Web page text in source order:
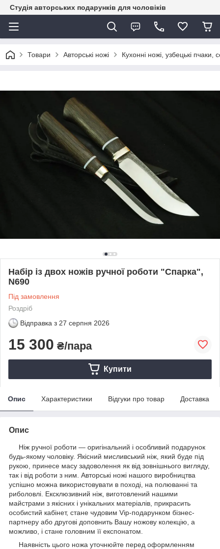
Студія авторських подарунків для чоловіків
Товари Авторські ножі Кухонні ножі, узбецькі пчаки,
Набір із двох ножів ручної роботи "Спарка",
N690
Під замовлення
Роздріб
Відправка з 27 серпня 2026
15 300 ₴/пара
Купити
Опис Характеристики Відгуки про товар Доставка
Опис
Ніж ручної роботи — оригінальний і особливий подарунок
будь-якому чоловіку. Якісний мисливський ніж, який буде під
рукою, принесе масу задоволення як від зовнішнього вигляду,
так і від роботи з ним. Авторські ножі нашого виробництва
успішно можна використовувати в поході, на полюванні та
риболовлі. Ексклюзивний ніж, виготовлений нашими
майстрами з якісних і унікальних матеріалів, прикрасить
особистий кабінет, стане чудовим Vip-подарунком бізнес-
партнеру або другові доповнить Вашу ножову колекцію, а
можливо, і стане головним її експонатом.
Наявність цього ножа уточнюйте перед оформленням